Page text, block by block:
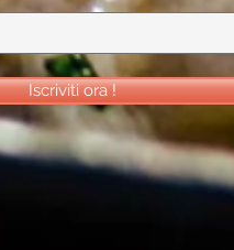
Iscriviti ora !